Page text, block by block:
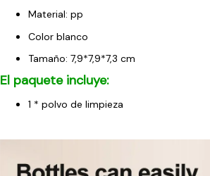
Material: pp
Color blanco
Tamaño: 7,9*7,9*7,3 cm
El paquete incluye:
1 * polvo de limpieza